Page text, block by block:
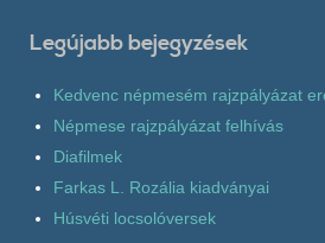
Legújabb bejegyzések
Kedvenc népmesém rajzpályázat
Népmese rajzpályázat felhívás
Diafilmek
Farkas L. Rozália kiadványai
Húsvéti locsolóversek